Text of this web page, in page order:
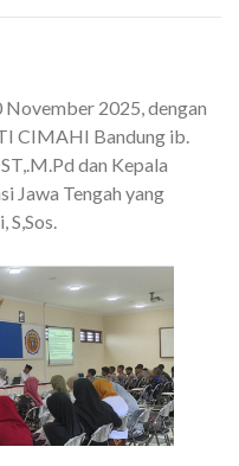
November 2025, dengan
CIMAHI Bandung ib.
dan Kepala
Jawa Tengah yang